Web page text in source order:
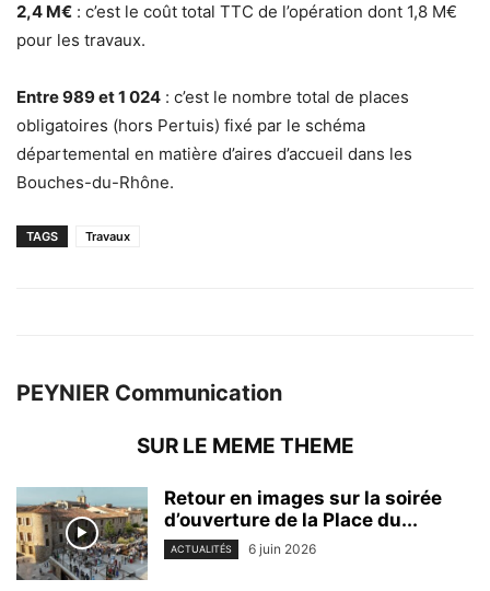
2,4 M€ : c’est le coût total TTC de l’opération dont 1,8 M€
pour les travaux.
Entre 989 et 1 024 : c’est le nombre total de places
obligatoires (hors Pertuis) fixé par le schéma
départemental en matière d’aires d’accueil dans les
Bouches-du-Rhône.
TAGS Travaux
PEYNIER Communication
SUR LE MEME THEME
Retour en images sur la soirée
d’ouverture de la Place du...
ACTUALITÉS 6 juin 2026